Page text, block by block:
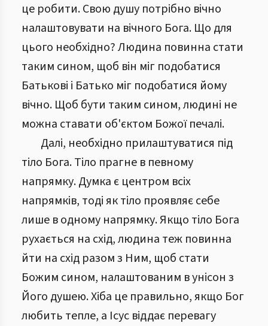
це робити. Свою душу потрібно вічно
налаштовувати на вічного Бога. Що для
цього необхідно? Людина повинна стати
таким сином, щоб він міг подобатися
Батькові і Батько міг подобатися йому
вічно. Щоб бути таким сином, людині не
можна ставати об'єктом Божої печалі.
Далі, необхідно прилаштуватися під
тіло Бога. Тіло прагне в певному
напрямку. Думка є центром всіх
напрямків, тоді як тіло проявляє себе
лише в одному напрямку. Якщо тіло Бога
рухається на схід, людина теж повинна
йти на схід разом з Ним, щоб стати
Божим сином, налаштованим в унісон з
Його душею. Хіба це правильно, якщо Бог
любить тепле, а Ісус віддає перевагу